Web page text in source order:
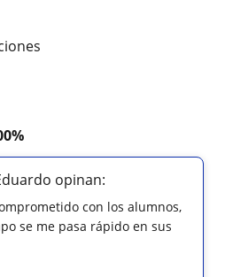
opinan:
con los alumnos,
se me pasa rápido en sus